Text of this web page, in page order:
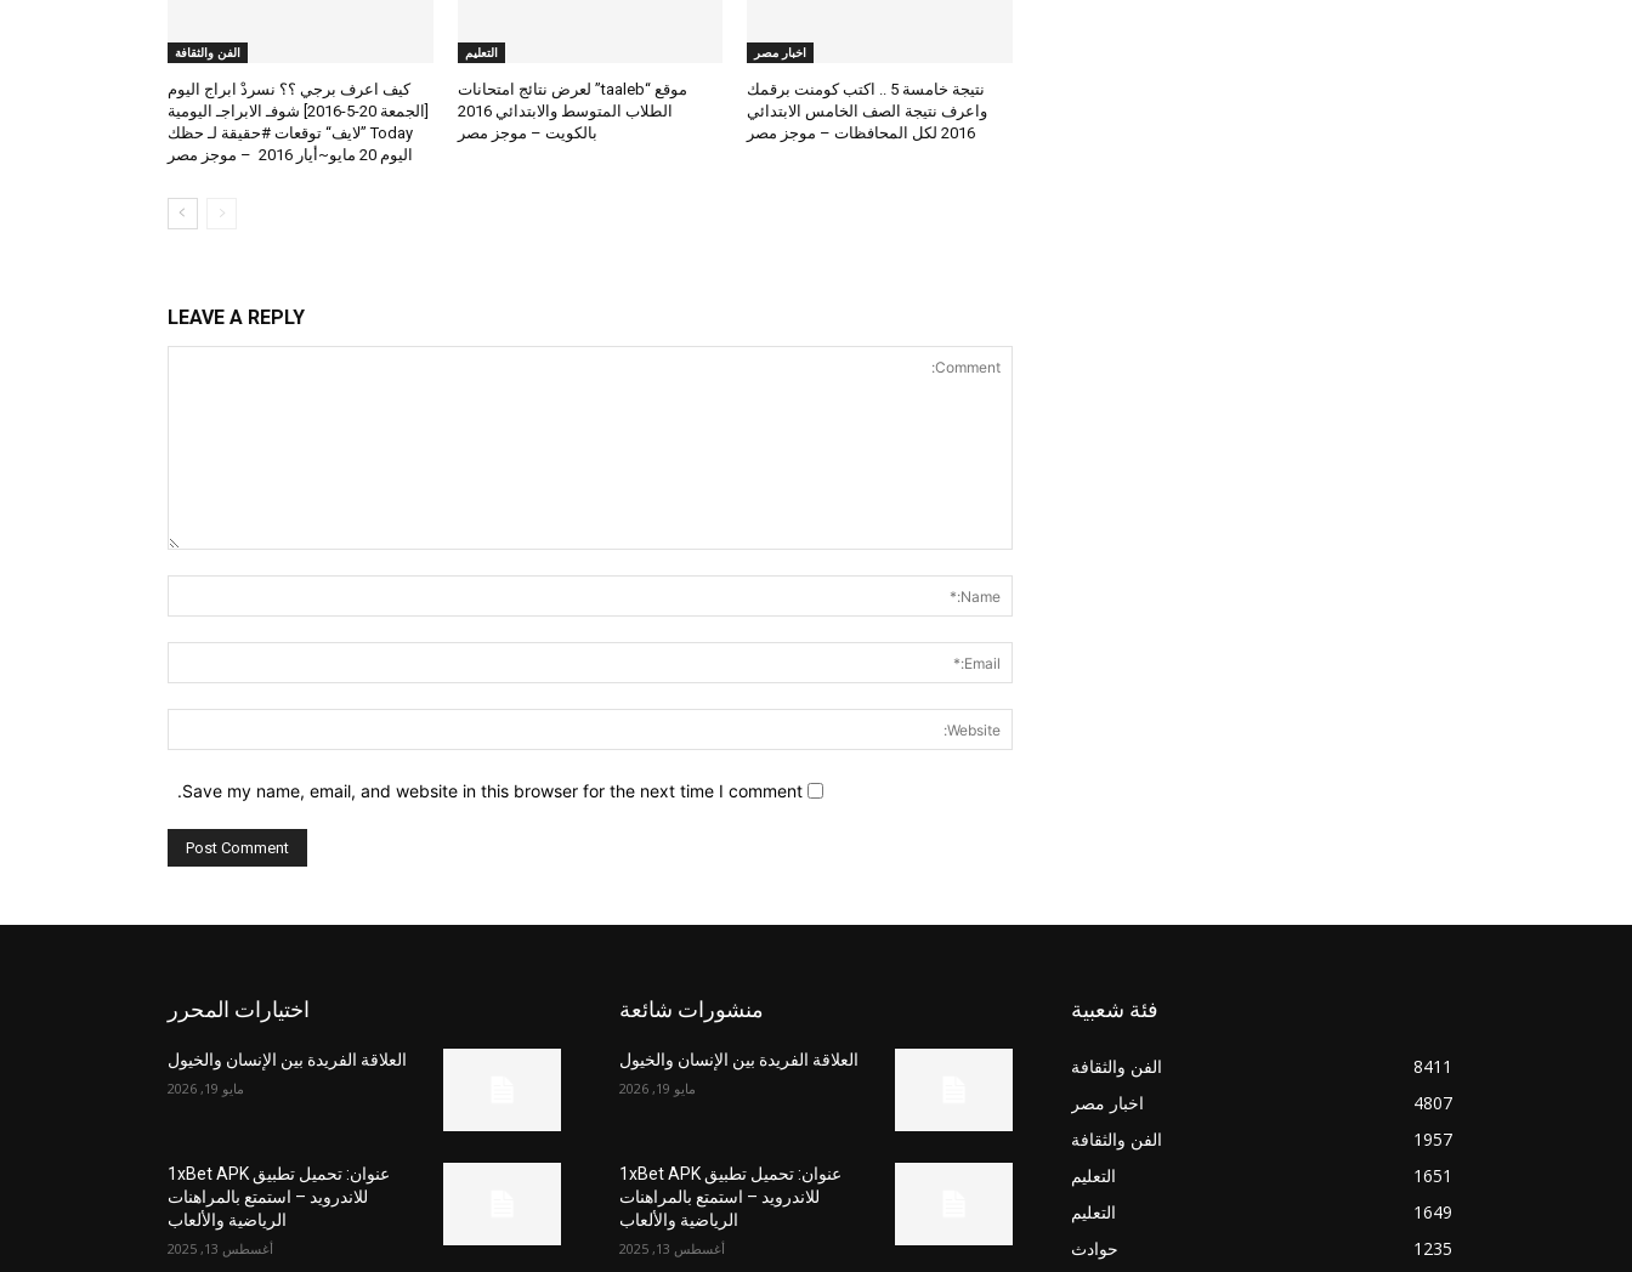
اخبار مصر
نتيجة خامسة 5 .. اكتب كومنت برقمك
واعرف نتيجة الصف الخامس الابتدائي
2016 لكل المحافظات – موجز مصر
التعليم
موقع “taaleb” لعرض نتائج امتحانات
الطلاب المتوسط والابتدائي 2016
بالكويت – موجز مصر
الفن والثقافة
كيف اعرف برجي ؟؟ نسردْ ابراج اليوم
[الجمعة 20-5-2016] شوفـ الابراجـ اليومية
Today ”لايف“ توقعات #حقيقة لـ حظك
اليوم 20 مايو~أيار 2016 – موجز مصر
LEAVE A REPLY
Save my name, email, and website in this browser for the next time I comment.
اختيارات المحرر
العلاقة الفريدة بين الإنسان والخيول
مايو 19, 2026
عنوان: تحميل تطبيق 1xBet APK
للاندرويد – استمتع بالمراهنات
الرياضية والألعاب
أغسطس 13, 2025
منشورات شائعة
العلاقة الفريدة بين الإنسان والخيول
مايو 19, 2026
عنوان: تحميل تطبيق 1xBet APK
للاندرويد – استمتع بالمراهنات
الرياضية والألعاب
أغسطس 13, 2025
فئة شعبية
الفن والثقافة
8411
اخبار مصر
4807
الفن والثقافة
1957
التعليم
1651
التعليم
1649
حوادث
1235